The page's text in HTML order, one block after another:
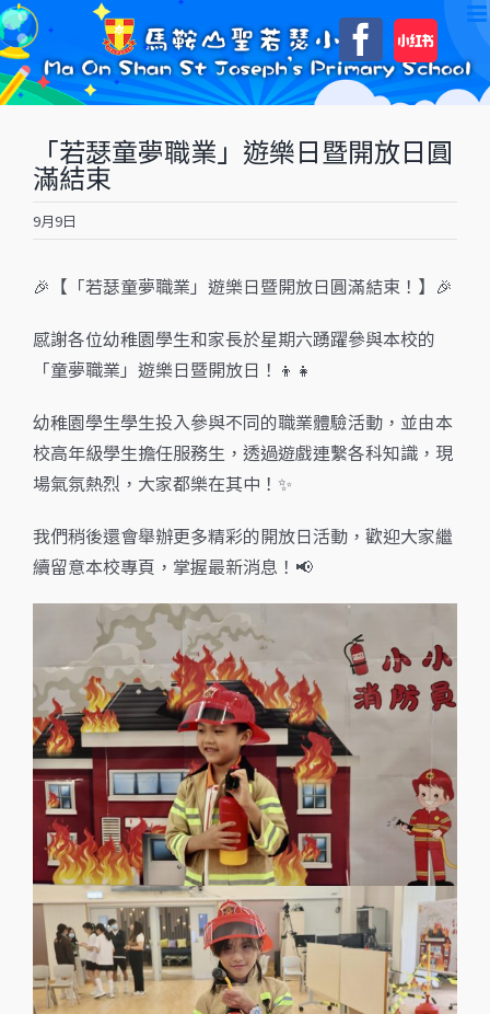
Skip
to
content
自
訂
「若瑟童夢職業」遊樂日暨開放日圓
滿結束
9月9日
🎉【「若瑟童夢職業」遊樂日暨開放日圓滿結束！】🎉
感謝各位幼稚園學生和家長於星期六踴躍參與本校的
「童夢職業」遊樂日暨開放日！👦👧
幼稚園學生學生投入參與不同的職業體驗活動，並由本
校高年級學生擔任服務生，透過遊戲連繫各科知識，現
場氣氛熱烈，大家都樂在其中！✨
我們稍後還會舉辦更多精彩的開放日活動，歡迎大家繼
續留意本校專頁，掌握最新消息！📢